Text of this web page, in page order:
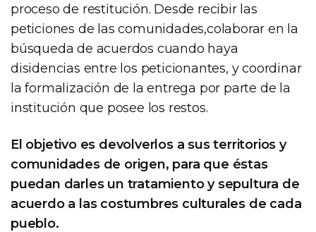
proceso de restitución. Desde recibir las
peticiones de las comunidades,colaborar en la
búsqueda de acuerdos cuando haya
disidencias entre los peticionantes, y coordinar
la formalización de la entrega por parte de la
institución que posee los restos.
El objetivo es devolverlos a sus territorios y
comunidades de origen, para que éstas
puedan darles un tratamiento y sepultura de
acuerdo a las costumbres culturales de cada
pueblo.